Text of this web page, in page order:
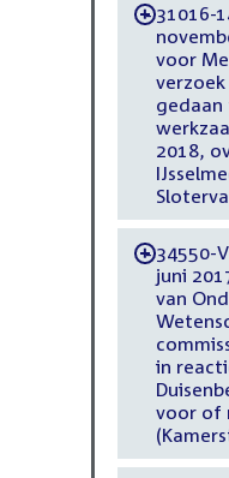
-31016-
voor
gedaan
2018,
-34550-
juni
van
in
voor of